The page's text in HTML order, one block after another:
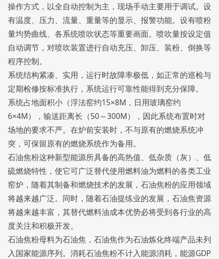
操作方式，以全自动控制为主，现场手动主要用于调试。设
有温度、压力、流量、重量等的显示、报警功能。设有喷粉
量均势曲线、各系统喷吹状态等重要画面。喷吹量按设定值
自动调节，对喷吹装置进行自动充压、卸压、装粉、倒换等
程序控制。
系统结构紧凑、实用，运行时故障率极低，如正常的巡检与
定期检修按标准执行，系统运行可靠性能得到充分保障。
系统占地面积小（浮法窑约15×8M，日用玻璃窑约
6×4M），输送距离长（50～300M），因此系统布置时对
场地的要求不严。在炉前安装时，不与原有的燃烧系统冲
突，可保留原有的燃烧系统作为备用。
石油焦粉这种新型能源所具备的高热值、低杂质（灰）、低
硫燃烧特性，使它可广泛替代使用燃料油为燃料的各类工业
窑炉，随着其制备和燃烧技术的发展，石油焦粉的应用领域
将越来越广泛。同时，随着石油提练业的发展，石油焦资源
将越来越丰富，其替代燃料油成本优势必将受到各行业的高
度关注和积极开发。
石油焦粉母料为石油焦，石油焦作为石油炼化终端产品未列
入国家能源序列。消耗石油焦粉不计入能源消耗，能源GDP